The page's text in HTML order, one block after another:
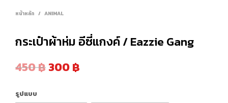
หน้าหลัก / ANIMAL
กระเป๋าผ้าห่ม อีซี่แกงค์ / Eazzie Gang
450฿300฿
รูปแบบ